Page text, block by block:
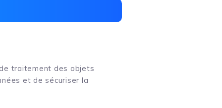
traitement des objets
et de sécuriser la